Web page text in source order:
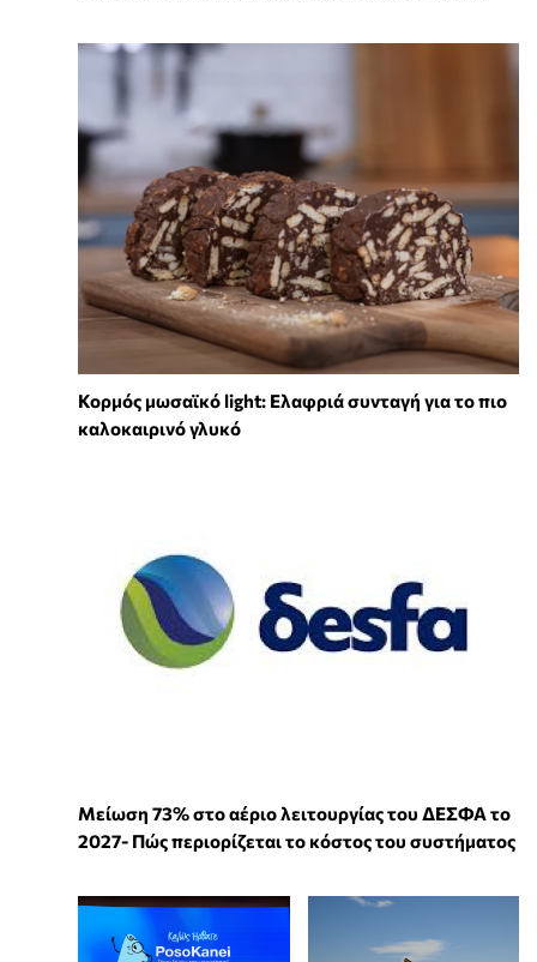
Κορμός μωσαϊκό light: Ελαφριά συνταγή για το πιο
καλοκαιρινό γλυκό
Μείωση 73% στο αέριο λειτουργίας του ΔΕΣΦΑ το
2027- Πώς περιορίζεται το κόστος του συστήματος